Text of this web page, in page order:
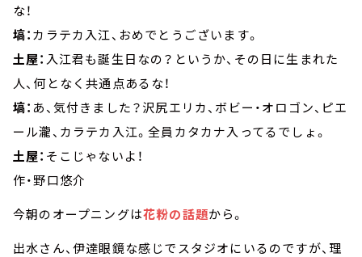
な！
塙：カラテカ入江、おめでとうございます。
土屋： 入江君も誕生日なの？というか、その日に生まれた
人、何となく共通点あるな！
塙： あ、気付きました？沢尻エリカ、ボビー・オロゴン、ピエ
ール瀧、カラテカ入江。全員カタカナ入ってるでしょ。
土屋： そこじゃないよ！
作・野口悠介
今朝のオープニングは花粉の話題から。
出水さん、伊達眼鏡な感じでスタジオにいるのですが、理